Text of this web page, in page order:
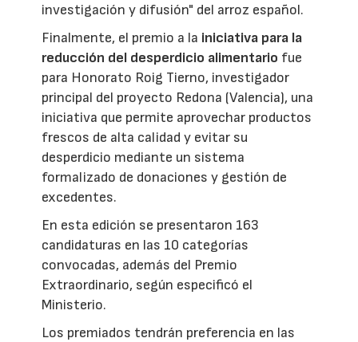
investigación y difusión" del arroz español.
Finalmente, el premio a la iniciativa para la
reducción del desperdicio alimentario fue
para Honorato Roig Tierno, investigador
principal del proyecto Redona (Valencia), una
iniciativa que permite aprovechar productos
frescos de alta calidad y evitar su
desperdicio mediante un sistema
formalizado de donaciones y gestión de
excedentes.
En esta edición se presentaron 163
candidaturas en las 10 categorías
convocadas, además del Premio
Extraordinario, según especificó el
Ministerio.
Los premiados tendrán preferencia en las